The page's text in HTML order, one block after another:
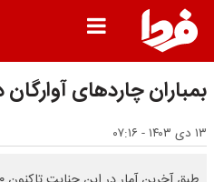
بمباران چاردهای
۱۳ دی ۱۴۰۳ - ۰۷:۱۶